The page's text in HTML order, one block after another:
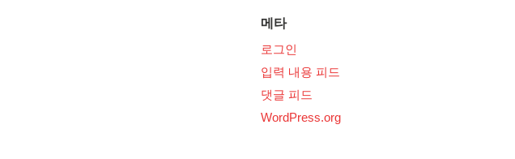
메타
로그인
입력 내용 피드
댓글 피드
WordPress.org